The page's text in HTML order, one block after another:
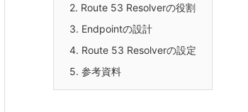
2. Route 53 Resolverの役割
3. Endpointの設計
4. Route 53 Resolverの設定
5. 参考資料